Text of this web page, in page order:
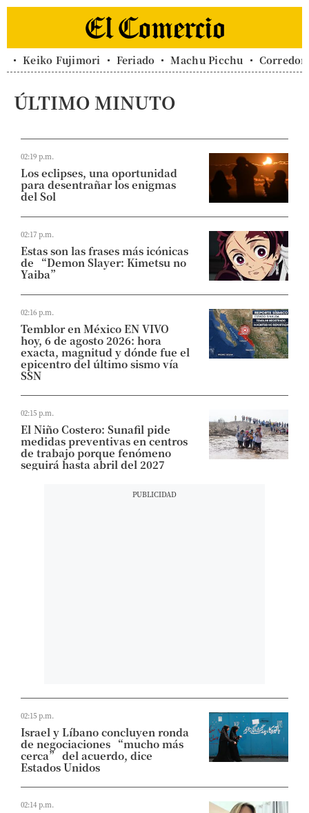
Keiko Fujimori Feriado Machu Picchu Corredor
ÚLTIMO MINUTO
02:19 p.m.
Los eclipses, una oportunidad
para desentrañar los enigmas
del Sol
02:17 p.m.
Estas son las frases más icónicas
de “Demon Slayer: Kimetsu no
Yaiba”
02:16 p.m.
Temblor en México EN VIVO
hoy, 6 de agosto 2026: hora
exacta, magnitud y dónde fue el
epicentro del último sismo vía
SSN
02:15 p.m.
El Niño Costero: Sunafil pide
medidas preventivas en centros
de trabajo porque fenómeno
seguirá hasta abril del 2027
02:15 p.m.
Israel y Líbano concluyen ronda
de negociaciones “mucho más
cerca” del acuerdo, dice
Estados Unidos
02:14 p.m.